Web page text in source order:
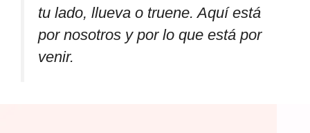
tu lado, llueva o truene. Aquí está
por nosotros y por lo que está por
venir.